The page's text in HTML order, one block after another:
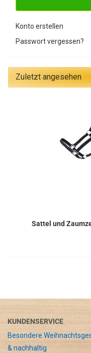
Konto erstellen
Passwort vergessen?
Zuletzt angesehen
Sattel und
KUNDENSERVICE
Besondere
& nachhaltig